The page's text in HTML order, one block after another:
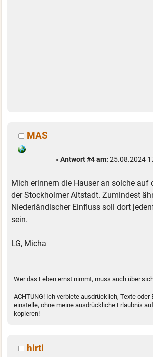
MAS
« Antwort #4 am: 25.08.2024
Mich erinnern die Hauser an solche auf
der Stockholmer Altstadt. Zumindest
Niederländischer Einfluss soll dort
sein.
LG, Micha
Wer das Leben ernst nimmt, muss auch über
ACHTUNG! Ich verbiete ausdrücklich, Texte oder
einstelle, ohne meine ausdrückliche Erlaubnis
kopieren!
hirti